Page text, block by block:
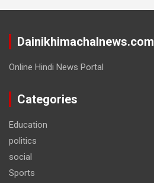
Dainikhimachalnews.com
Online Hindi News Portal
Categories
Education
politics
social
Sports